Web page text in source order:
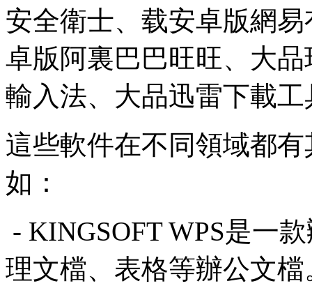
安全衛士、载安卓版網
卓版阿裏巴巴旺旺、大
輸入法、大品迅雷下載
這些軟件在不同領域都
如：
- KINGSOFT WPS是一
理文檔、表格等辦公文檔